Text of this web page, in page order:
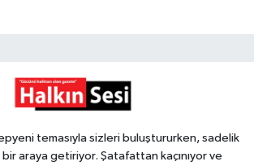
temasıyla sizleri buluştururken, sadelik
araya getiriyor. Şatafattan kaçınıyor ve